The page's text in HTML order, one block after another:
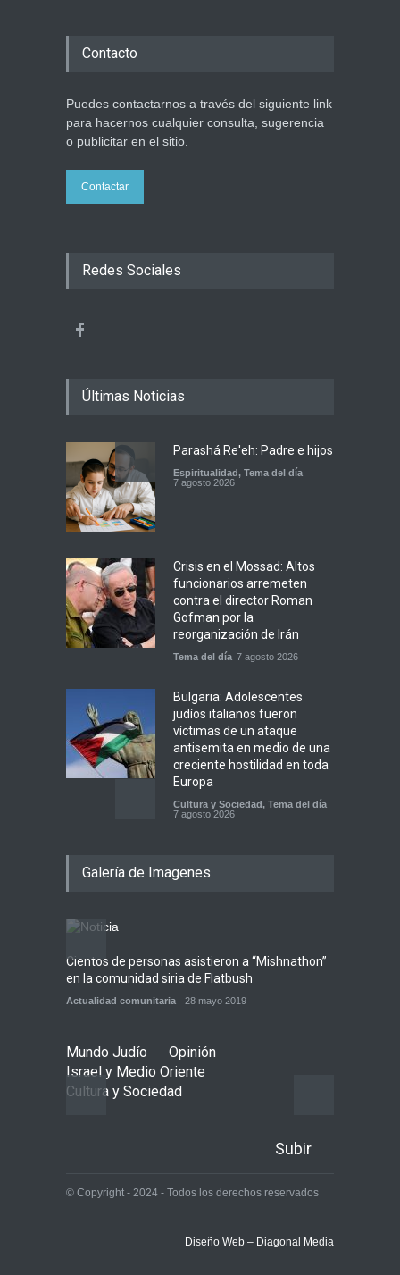
Contacto
Puedes contactarnos a través del siguiente link
para hacernos cualquier consulta, sugerencia
o publicitar en el sitio.
Contactar
Redes Sociales
Últimas Noticias
Parashá Re'eh: Padre e hijos
Espiritualidad, Tema del día
7 agosto 2026
Crisis en el Mossad: Altos
funcionarios arremeten
contra el director Roman
Gofman por la
reorganización de Irán
Tema del día 7 agosto 2026
Bulgaria: Adolescentes
judíos italianos fueron
víctimas de un ataque
antisemita en medio de una
creciente hostilidad en toda
Europa
Cultura y Sociedad, Tema del día
7 agosto 2026
Jenin después de que un
Alarma en Israel: Crece el
temor de que el apoyo
bipartidista estadounidense
Israel y Medio Oriente
7 agosto 2026
Galería de Imagenes
Cientos de personas asistieron a “Mishnathon”
en la comunidad siria de Flatbush
Actualidad comunitaria 28 mayo 2019
Mundo Judío
Opinión
Israel y Medio Oriente
Cultura y Sociedad
Subir
© Copyright - 2024 - Todos los derechos reservados
Diseño Web – Diagonal Media